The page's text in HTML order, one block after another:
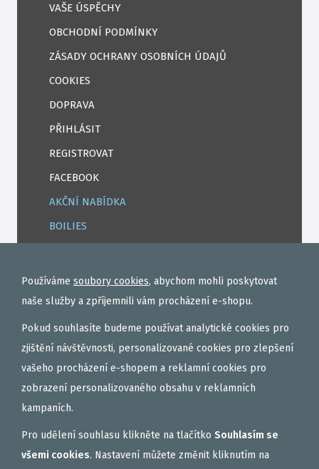
VAŠE ÚSPĚCHY
OBCHODNÍ PODMÍNKY
ZÁSADY OCHRANY OSOBNÍCH ÚDAJŮ
COOKIES
DOPRAVA
PŘIHLÁSIT
REGISTROVAT
FACEBOOK
AKČNÍ NABÍDKA
BOILIES
TEKUTÉ
OBALOVAČKY
VAŘENÝ PARTIKL
BIŽUTERIE NA MONTÁŽE
DÁRKOVÝ POUKAZ, DÁRKOVÁ KAZETA
AKČNÍ SETY
Používáme soubory cookies, abychom mohli poskytovat
naše služby a zpříjemnili vám procházení e-shopu.
Pokud souhlasíte budeme používat analytické cookies pro
zjištění návštěvnosti, personalizované cookies pro zlepšení
vašeho procházení e-shopem a reklamní cookies pro
zobrazení personalizovaného obsahu v reklamních
kampaních.
Pro udělení souhlasu klikněte na tlačítko Souhlasím se
všemi cookies. Nastavení můžete změnit kliknutím na